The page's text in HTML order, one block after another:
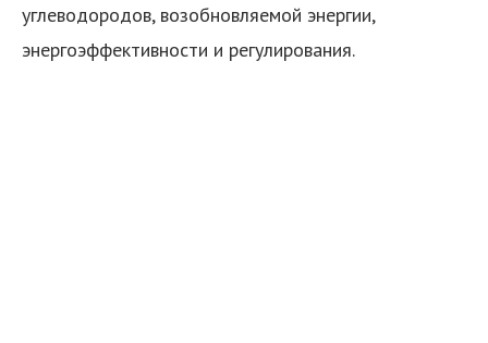
углеводородов, возобновляемой энергии,
энергоэффективности и регулирования.